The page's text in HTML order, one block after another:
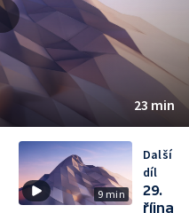
23 min
9 min
Další
díl
29.
října